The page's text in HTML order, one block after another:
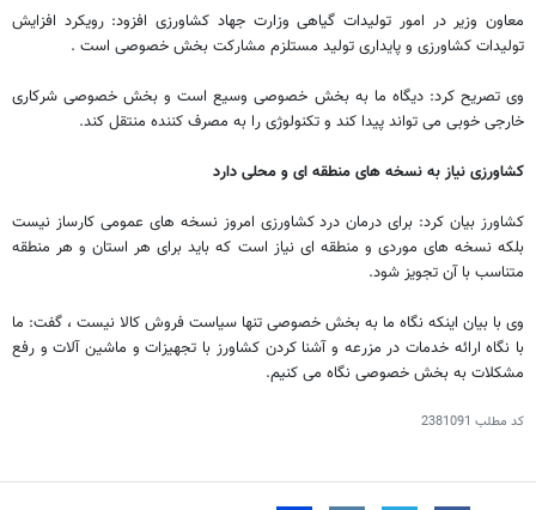
معاون وزیر در امور تولیدات گیاهی وزارت جهاد کشاورزی افزود: رویکرد افزایش
تولیدات کشاورزی و پایداری تولید مستلزم مشارکت بخش خصوصی است .
وی تصریح کرد: دیگاه ما به بخش خصوصی وسیع است و بخش خصوصی شرکاری
خارجی خوبی می تواند پیدا کند و تکنولوژی را به مصرف کننده منتقل کند.
کشاورزی نیاز به نسخه های منطقه ای و محلی دارد
کشاورز بیان کرد: برای درمان درد کشاورزی امروز نسخه های عمومی کارساز نیست
بلکه نسخه های موردی و منطقه ای نیاز است که باید برای هر استان و هر منطقه
متناسب با آن تجویز شود.
وی با بیان اینکه نگاه ما به بخش خصوصی تنها سیاست فروش کالا نیست ، گفت: ما
با نگاه ارائه خدمات در مزرعه و آشنا کردن کشاورز با تجهیزات و ماشین آلات و رفع
مشکلات به بخش خصوصی نگاه می کنیم.
کد مطلب 2381091